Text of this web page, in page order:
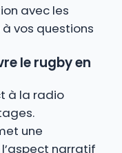
avec les
vos questions
le rugby en
à la radio
une
narratif